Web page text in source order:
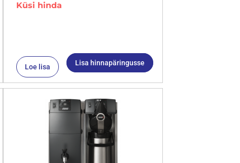
Küsi hinda
Loe lisa Lisa hinnapäringusse